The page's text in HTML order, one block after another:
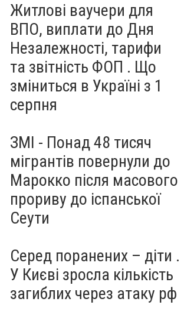
рф
Житлові ваучери для
ВПО, виплати до Дня
Незалежності, тарифи
та звітність ФОП . Що
зміниться в Україні з 1
серпня
ЗМІ - Понад 48 тисяч
мігрантів повернули до
Марокко після масового
прориву до іспанської
Сеути
Серед поранених – діти .
У Києві зросла кількість
загиблих через атаку рф